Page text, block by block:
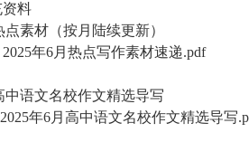
资料
素材（按月陆续更新）
年6月热点写作素材速递.pdf
中语文名校作文精选导写
年6月高中语文名校作文精选导写